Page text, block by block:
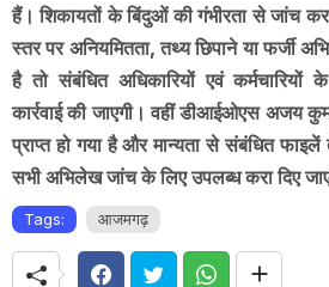
हैं। शिकायतों के बिंदुओं की गंभीरता से जांच
स्तर पर अनियमितता, तथ्य छिपाने या फर्जी
है तो संबंधित अधिकारियों एवं
कार्रवाई की जाएगी। वहीं डीआईओएस अजय
प्राप्त हो गया है और मान्यता से संबंधित
सभी अभिलेख जांच के लिए उपलब्ध करा दिए
Tags: आजमगढ़